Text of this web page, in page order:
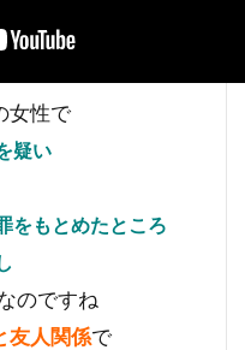
女性で
疑い
をもとめたところ
のですね
友人関係で